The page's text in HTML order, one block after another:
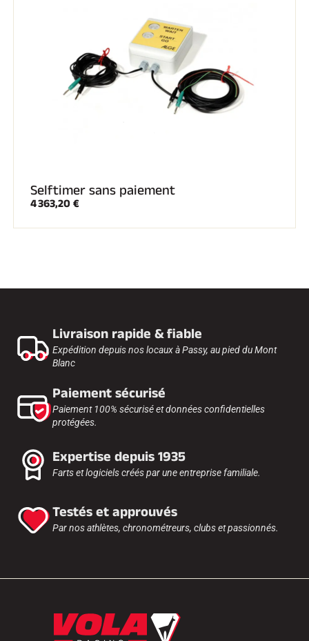
Selftimer sans paiement
4 363,20 €
Livraison rapide & fiable
Expédition depuis nos locaux à Passy, au pied du Mont
Blanc
Paiement sécurisé
Paiement 100% sécurisé et données confidentielles
protégées.
Expertise depuis 1935
Farts et logiciels créés par une entreprise familiale.
Testés et approuvés
Par nos athlètes, chronométreurs, clubs et passionnés.